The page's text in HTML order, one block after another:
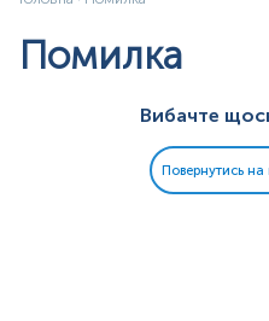
Помилка
Вибачте
Повернутись на